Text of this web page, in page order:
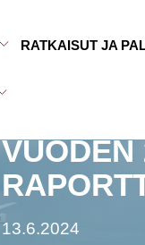
Avaa alavalikko
Sulje alavalikko
RATKAISUT JA
13.6.2024